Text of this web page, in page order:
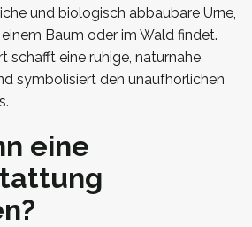
und biologisch abbaubare Urne,
Baum oder im Wald findet.
schafft eine ruhige, naturnahe
symbolisiert den unaufhörlichen
eine